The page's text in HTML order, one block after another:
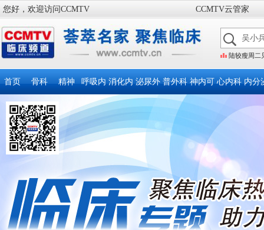
您好，欢迎访问CCMTV CCMTV云管家
陆较瘦周二
首页 骨科 精神 呼吸内 消化内 泌尿外 普外科 神内可 心内科 内分